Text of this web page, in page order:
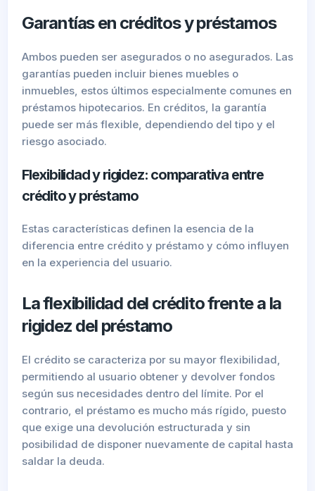
Garantías en créditos y préstamos
Ambos pueden ser asegurados o no asegurados. Las
garantías pueden incluir bienes muebles o
inmuebles, estos últimos especialmente comunes en
préstamos hipotecarios. En créditos, la garantía
puede ser más flexible, dependiendo del tipo y el
riesgo asociado.
Flexibilidad y rigidez: comparativa entre
crédito y préstamo
Estas características definen la esencia de la
diferencia entre crédito y préstamo y cómo influyen
en la experiencia del usuario.
La flexibilidad del crédito frente a la
rigidez del préstamo
El crédito se caracteriza por su mayor flexibilidad,
permitiendo al usuario obtener y devolver fondos
según sus necesidades dentro del límite. Por el
contrario, el préstamo es mucho más rígido, puesto
que exige una devolución estructurada y sin
posibilidad de disponer nuevamente de capital hasta
saldar la deuda.